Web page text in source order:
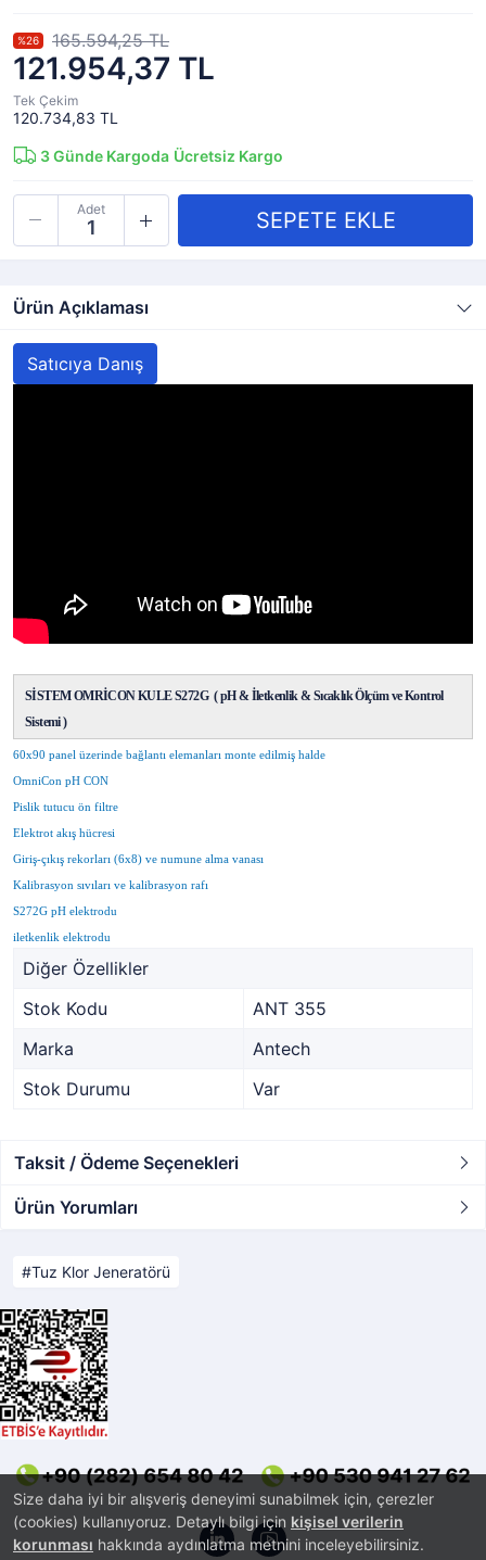
Size daha iyi bir alışveriş deneyimi sunabilmek için, çerezler
(cookies) kullanıyoruz. Detaylı bilgi için kişisel verilerin
korunması hakkında aydınlatma metnini inceleyebilirsiniz.
121.954,37 TL
%26 165.594,25 TL
Tek Çekim
120.734,83 TL
3Günde Kargoda Ücretsiz Kargo
Adet
Ürün Açıklaması
Satıcıya Danış
SİSTEM OMRİCON KULE S272G ( pH & İletkenlik & Sıcaklık Ölçüm ve Kontrol
Sistemi )
60x90 panel üzerinde bağlantı elemanları monte edilmiş halde
OmniCon pH CON
Pislik tutucu ön filtre
Elektrot akış hücresi
Giriş-çıkış rekorları (6x8) ve numune alma vanası
Kalibrasyon sıvıları ve kalibrasyon rafı
S272G pH elektrodu
iletkenlik elektrodu
Diğer Özellikler
Stok Kodu
ANT 355
Marka
Antech
Stok Durumu
Var
Taksit / Ödeme Seçenekleri
Ürün Yorumları
Tuz Klor Jeneratörü